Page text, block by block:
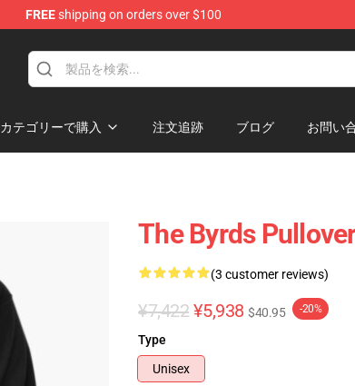
FREEshipping on orders over $100
カテゴリーで購入 注文追跡 ブログ お問い
The Byrds
(3 customer reviews)
¥7,422 ¥5,938 $40.95 -20%
Type
Unisex